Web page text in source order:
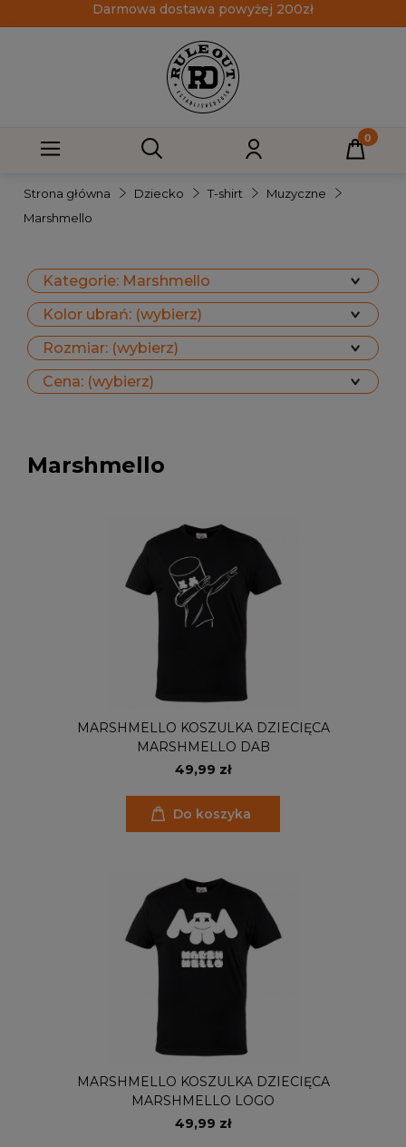
Darmowa dostawa powyżej 200zł
Strona główna Dziecko T-shirt
Muzyczne
Marshmello
Kategorie: Marshmello
Kolor ubrań: (wybierz)
Rozmiar: (wybierz)
Cena: (wybierz)
Marshmello
MARSHMELLO KOSZULKA DZIECIĘCA
MARSHMELLO DAB
49,99 zł
Do koszyka
MARSHMELLO KOSZULKA DZIECIĘCA
MARSHMELLO LOGO
49,99 zł